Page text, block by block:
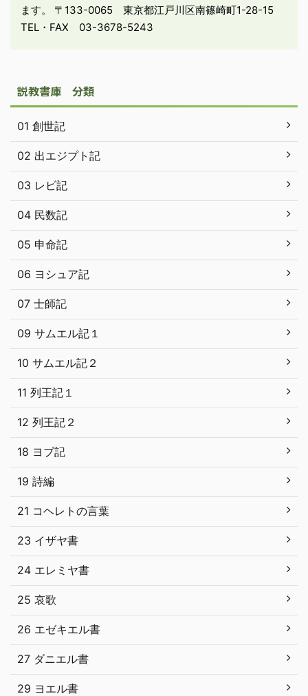
ます。 〒133-0065 東京都江戸川区南篠崎町1-28-15
TEL・FAX 03-3678-5243
説教書庫 分類
01 創世記
02 出エジプト記
03 レビ記
04 民数記
05 申命記
06 ヨシュア記
07 士師記
09 サムエル記１
10 サムエル記２
11 列王記１
12 列王記２
18 ヨブ記
19 詩編
21 コヘレトの言葉
23 イザヤ書
24 エレミヤ書
25 哀歌
26 エゼキエル書
27 ダニエル書
29 ヨエル書